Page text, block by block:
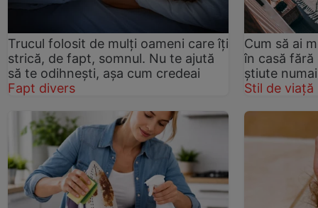
Trucul folosit de mulți oameni care îți
strică, de fapt, somnul. Nu te ajută
să te odihnești, așa cum credeai
Fapt divers
Cum să ai
în casă
știute
Stil de viață